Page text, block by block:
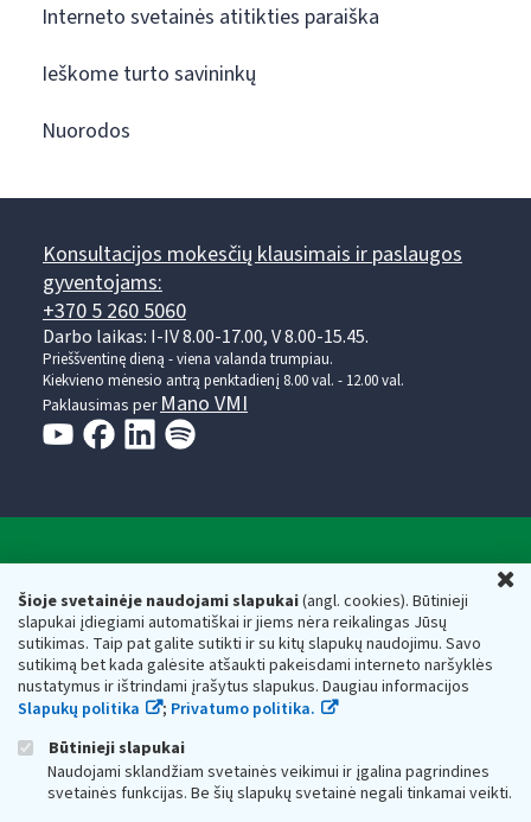
Šioje svetainėje naudojami slapukai(angl. cookies). Būtinieji
slapukai įdiegiami automatiškai ir jiems nėra reikalingas Jūsų
sutikimas. Taip pat galite sutikti ir su kitų slapukų naudojimu. Savo
sutikimą bet kada galėsite atšaukti pakeisdami interneto naršyklės
nustatymus ir ištrindami įrašytus slapukus. Daugiau informacijos
Slapukų politika
; Privatumo politika.
Būtinieji slapukai
Naudojami sklandžiam svetainės veikimui ir įgalina pagrindines
svetainės funkcijas. Be šių slapukų svetainė negali tinkamai veikti.
Interneto svetainės atitikties paraiška
Ieškome turto savininkų
Nuorodos
Konsultacijos mokesčių klausimais ir paslaugos
gyventojams:
+370 5 260 5060
Darbo laikas: I-IV 8.00-17.00, V 8.00-15.45.
Prieššventinę dieną - viena valanda trumpiau.
Kiekvieno mėnesio antrą penktadienį 8.00 val. - 12.00 val.
Paklausimas per Mano VMI
Respublikos finansų ministerijos
Biudžetinė įstaiga. Juridinio asmens kodas — 188659752,
adresas: Vasario 16-osios g. 14, 01107 Vilnius, Lietuva, el.paštas:
vmi@vmi.lt, E. pristatymo dėžutės adresas 188659752
Duomenys apie Valstybinę mokesčių inspekciją prie Lietuvos
Respublikos finansų ministerijos kaupiami ir saugomi Juridinių